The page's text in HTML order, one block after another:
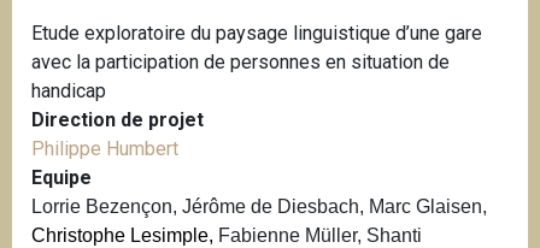
Etude exploratoire du paysage linguistique d’une gare
avec la participation de personnes en situation de
handicap
Direction de projet
Philippe Humbert
Equipe
Lorrie Bezençon, Jérôme de Diesbach, Marc Glaisen,
Christophe Lesimple, Fabienne Müller, Shanti